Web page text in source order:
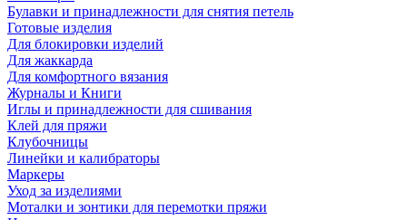
Булавки и принадлежности для снятия петель
Готовые изделия
Для блокировки изделий
Для жаккарда
Для комфортного вязания
Журналы и Книги
Иглы и принадлежности для сшивания
Клей для пряжи
Клубочницы
Линейки и калибраторы
Маркеры
Уход за изделиями
Моталки и зонтики для перемотки пряжи